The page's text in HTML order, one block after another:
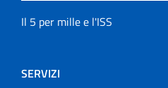
Il 5 per mille e l'ISS
SERVIZI